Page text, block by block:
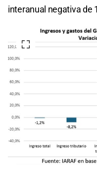
interanual negativa de